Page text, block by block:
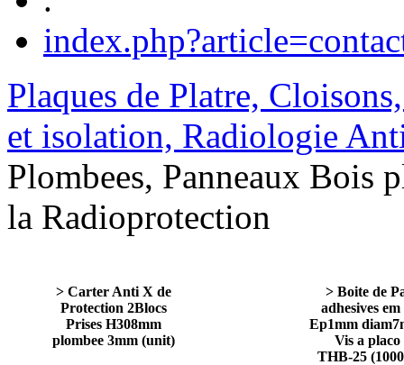
Plaques de Platre,
et isolation, Radiologie
Plombees, Panneaux Bois
la Radioprotection
> Carter Anti X de
Protection 2Blocs
Prises H308mm
plombee 3mm (unit)
> Boite de
adhesives
Ep1mm
Vis a placo
THB-25